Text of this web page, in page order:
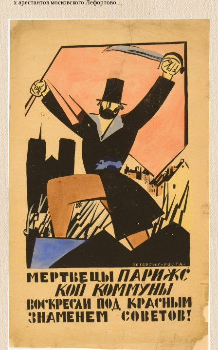
х арестантов московского Лефортово....